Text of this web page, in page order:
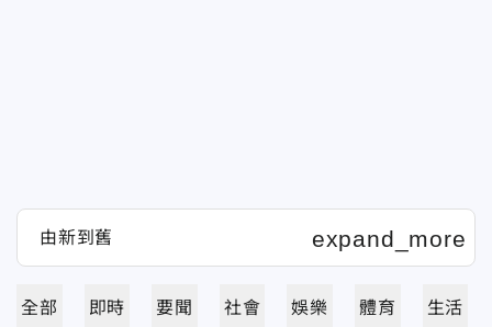
全部 即時 要聞 社會 娛樂 體育 生活